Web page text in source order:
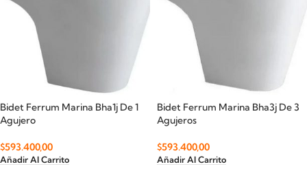
Bidet Ferrum Marina Bha1j De 1
Agujero
$593.400,00
Añadir Al Carrito
Bidet Ferrum Marina Bha3j De 3
Agujeros
$593.400,00
Añadir Al Carrito